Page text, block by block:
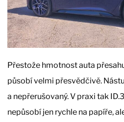
Přestože hmotnost auta
působí velmi přesvědčivě.
a nepřerušovaný. V praxi tak
nepůsobí jen rychle na papíře,